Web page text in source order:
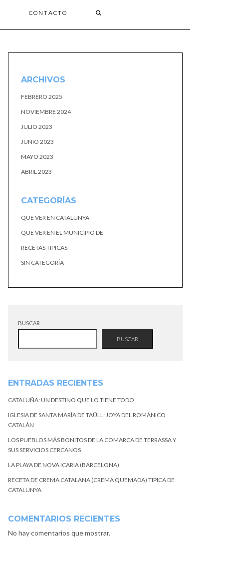
CONTACTO
ARCHIVOS
FEBRERO 2025
NOVIEMBRE 2024
JULIO 2023
JUNIO 2023
MAYO 2023
ABRIL 2023
CATEGORÍAS
QUE VER EN CATALUNYA
QUE VER EN EL MUNICIPIO DE
RECETAS TIPICAS
SIN CATEGORÍA
BUSCAR
BUSCAR
ENTRADAS RECIENTES
CATALUÑA: UN DESTINO QUE LO TIENE TODO
IGLESIA DE SANTA MARÍA DE TAÜLL: JOYA DEL ROMÁNICO
CATALÁN
LOS PUEBLOS MÁS BONITOS DE LA COMARCA DE TERRASSA Y
SUS SERVICIOS CERCANOS
LA PLAYA DE NOVA ICARIA (BARCELONA)
RECETA DE CREMA CATALANA (CREMA QUEMADA) TIPICA DE
CATALUNYA
COMENTARIOS RECIENTES
No hay comentarios que mostrar.